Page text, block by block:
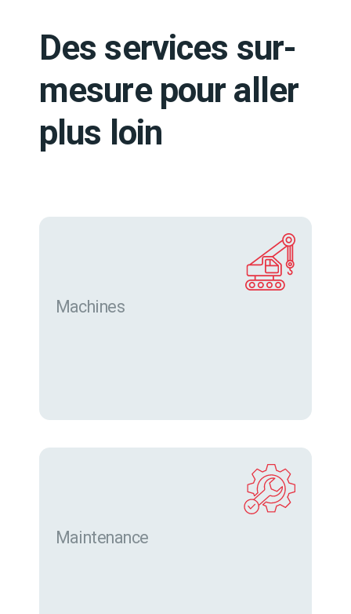
Des services sur-
mesure pour aller
plus loin
Machines
Maintenance